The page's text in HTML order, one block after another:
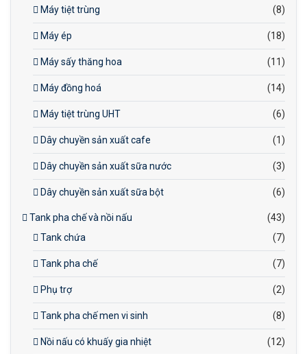
Máy tiệt trùng (8)
Máy ép (18)
Máy sấy thăng hoa (11)
Máy đồng hoá (14)
Máy tiệt trùng UHT (6)
Dây chuyền sản xuất cafe (1)
Dây chuyền sản xuất sữa nước (3)
Dây chuyền sản xuất sữa bột (6)
Tank pha chế và nồi nấu
(43)
Tank chứa
(7)
Tank pha chế (7)
Phụ trợ (2)
Tank pha chế men vi sinh (8)
Nồi nấu có khuấy gia nhiệt (12)